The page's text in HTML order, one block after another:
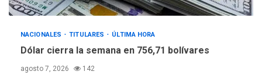
NACIONALES TITULARES ÚLTIMA HORA
Dólar cierra la semana en 756,71 bolívares
agosto 7, 2026 142